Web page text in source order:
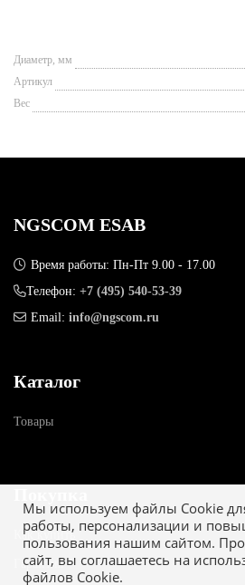
Диаметр, мм
Артикул
Вес
Мы используем файлы Cookie
работы, персонализации и
пользования нашим сайтом.
сайт, вы соглашаетесь на
файлов Cookie.
NGSCOM ESAB
Время работы: Пн-Пт 9.00 - 17.00
Телефон: +7 (495) 540-53-39
Email: info@ngscom.ru
Каталог
Товары
Как купить
Гарантия